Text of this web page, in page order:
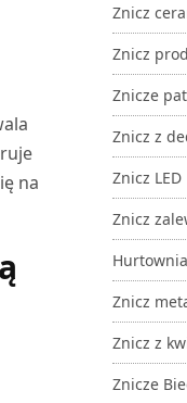
na
Znicz
Znicz
Znicze
Znicz z
Znicz LED
Znicz
Znicz
Znicz z
Znicze